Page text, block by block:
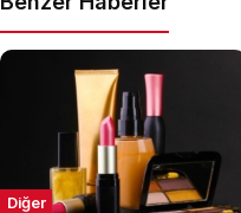
Diğer